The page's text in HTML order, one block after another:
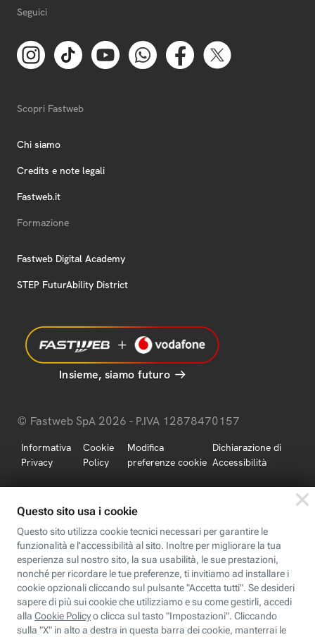
Seguici
Scopri Fastweb
Chi siamo
Credits e note legali
Fastweb.it
Formazione
Fastweb Digital Academy
STEP FuturAbility District
Insieme, siamo futuro
© Fastweb SpA 2026 - P.IVA 12878470157
Informativa
Privacy
Cookie
Policy
Modifica
preferenze cookie
Dichiarazione di
Accessibilità